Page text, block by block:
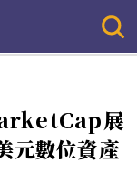
展
元數位資產